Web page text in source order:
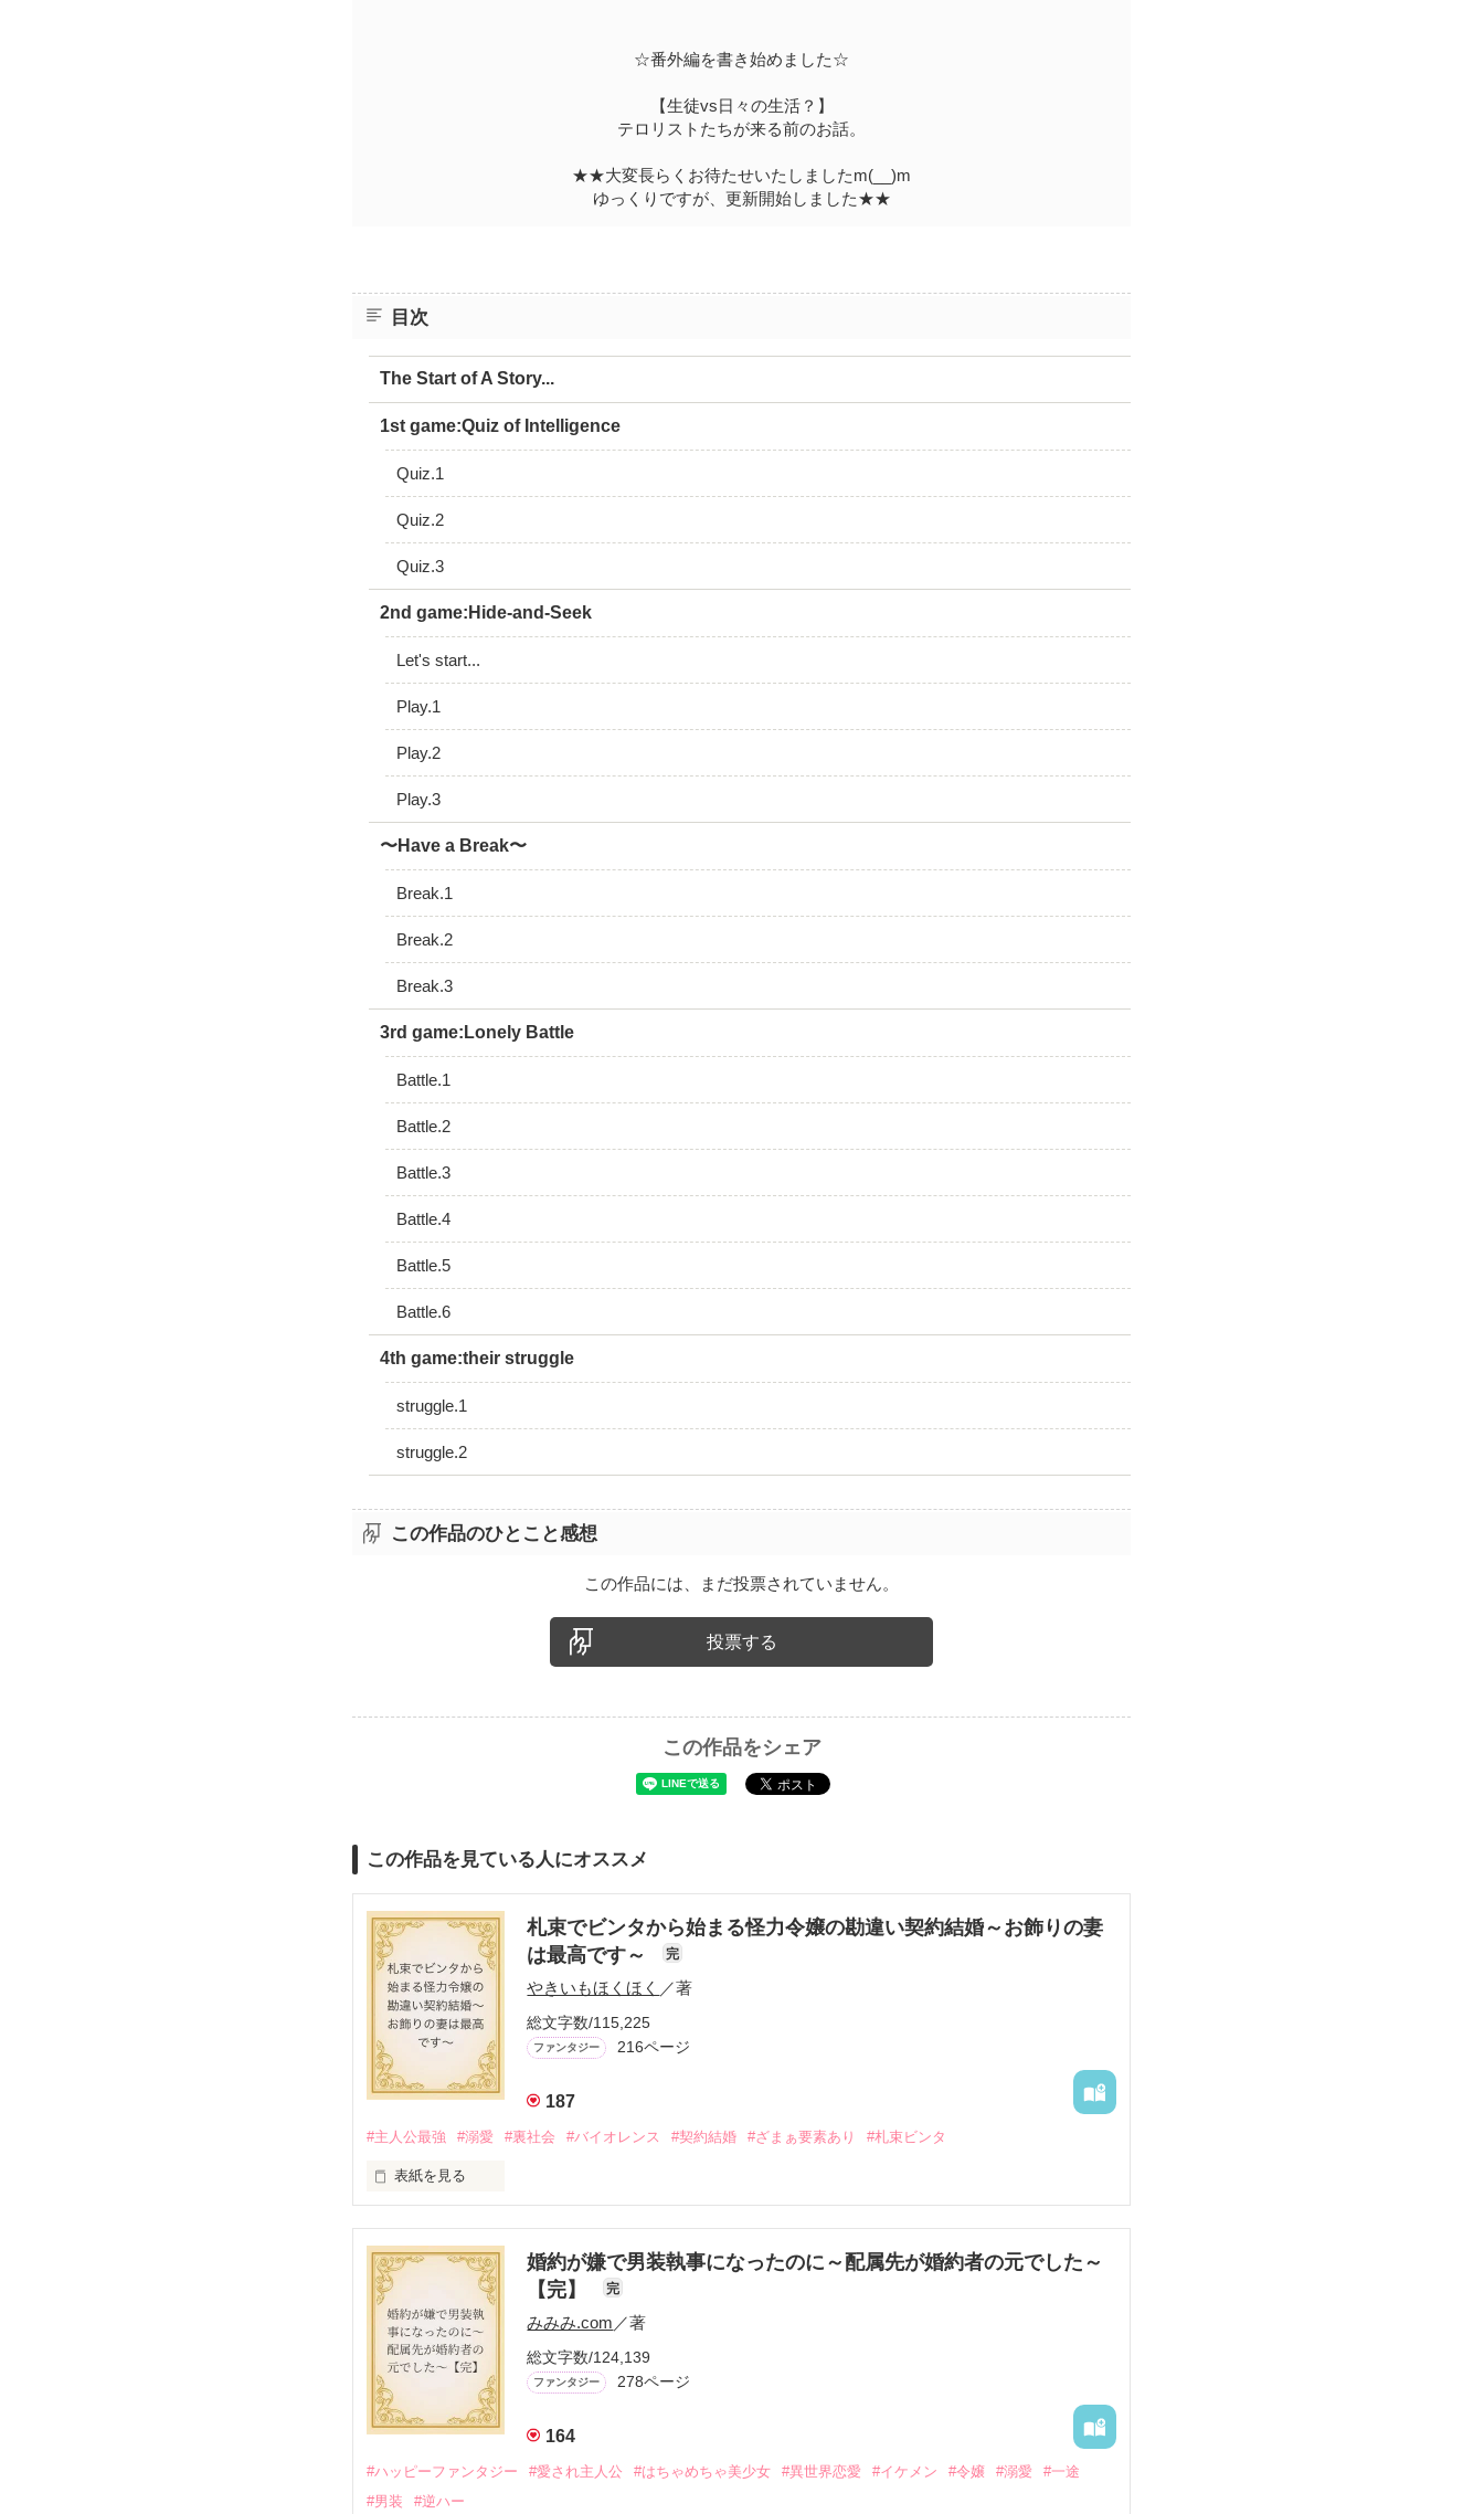
☆番外編を書き始めました☆
【生徒vs日々の生活？】
テロリストたちが来る前のお話。
★★大変長らくお待たせいたしましたm(__)m
ゆっくりですが、更新開始しました★★
目次
The Start of A Story...
1st game:Quiz of Intelligence
Quiz.1
Quiz.2
Quiz.3
2nd game:Hide-and-Seek
Let's start...
Play.1
Play.2
Play.3
〜Have a Break〜
Break.1
Break.2
Break.3
3rd game:Lonely Battle
Battle.1
Battle.2
Battle.3
Battle.4
Battle.5
Battle.6
4th game:their struggle
struggle.1
struggle.2
この作品のひとこと感想
この作品には、まだ投票されていません。
投票する
この作品をシェア
この作品を見ている人にオススメ
札束でビンタから始まる怪力令嬢の勘違い契約結婚～お飾りの妻
は最高です～
完
やきいもほくほく ／著
総文字数/115,225
ファンタジー 216ページ
187
#主人公最強 #溺愛 #裏社会 #バイオレンス #契約結婚 #ざまぁ要素あり #札束ビンタ
表紙を見る
うと屋敷を飛び出した。
娼館（たぶん）の店主は札束でビンタしてくる謎の男。
金と引き換えに雇われたと思いきや……契約結婚だった！？
裏社会を牛耳るロベールは仮面をつけており、謎が多いが幸せな結婚生活を満喫中。
そこでロベールを慕うアリスに一方的に敵視され、嫌がらせを受けるもオリヴィアには効果なし。
勘違いから始まる初夜騒動に危険ばかりの血まみれ新婚生活。
次第にロベールはオリヴィアを気にかけるように……？
「この金が欲しければ、俺の言うことに従え」
「──はい、喜んで！」
婚約が嫌で男装執事になったのに～配属先が婚約者の元でした～
【完】
完
みみみ.com ／著
総文字数/124,139
ファンタジー 278ページ
164
#ハッピーファンタジー #愛され主人公 #はちゃめちゃ美少女 #異世界恋愛 #イケメン #令嬢 #溺愛
#一途
#男装
#逆ハー